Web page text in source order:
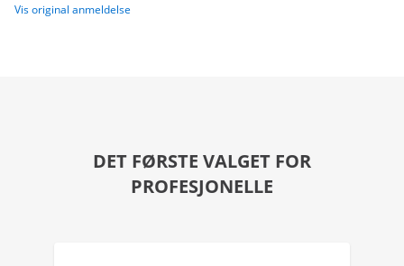
Vis original anmeldelse
DET FØRSTE VALGET FOR
PROFESJONELLE